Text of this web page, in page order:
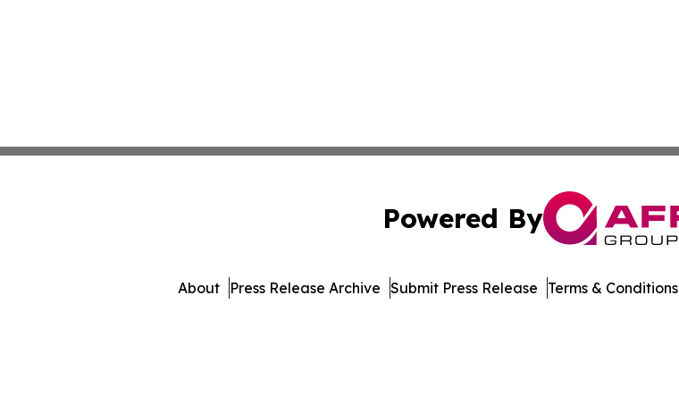
Powered By
About Press Release Archive Submit Press Release Terms & Conditions